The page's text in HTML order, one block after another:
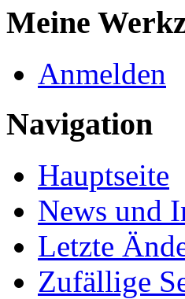
Meine
Anmelden
Navigation
Hauptseite
News und
Letzte
Zufällige